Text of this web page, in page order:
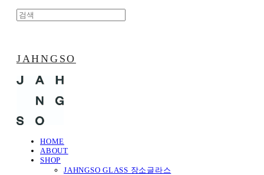
JAHNGSO
HOME
ABOUT
SHOP
JAHNGSO GLASS 장소글라스